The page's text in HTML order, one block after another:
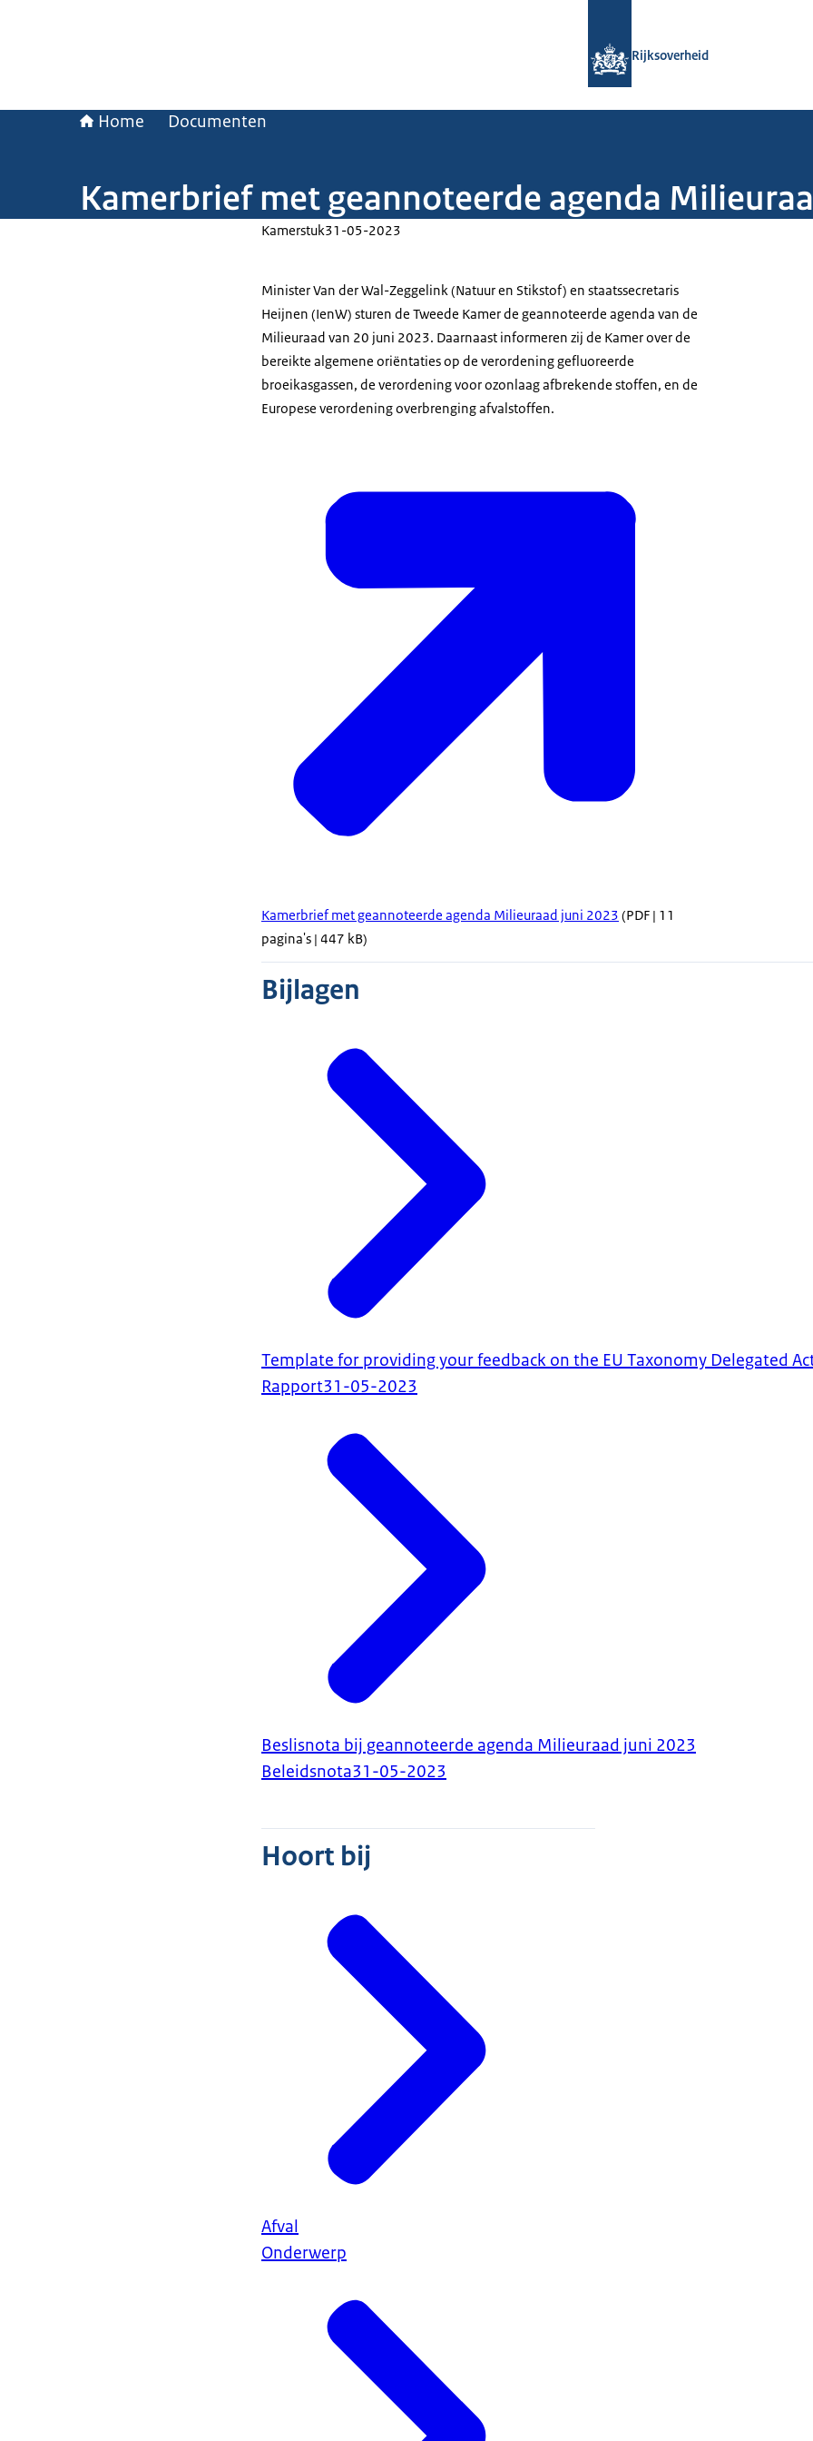
Rijksoverheid
Home Documenten
Kamerbrief met geannoteerde agenda
Kamerstuk31-05-2023
Minister Van der Wal-Zeggelink (Natuur en Stikstof) en staatssecretaris
Heijnen (IenW) sturen de Tweede Kamer de geannoteerde agenda van de
Milieuraad van 20 juni 2023. Daarnaast informeren zij de Kamer over de
bereikte algemene oriëntaties op de verordening gefluoreerde
broeikasgassen, de verordening voor ozonlaag afbrekende stoffen, en de
Europese verordening overbrenging afvalstoffen.
Kamerbrief met geannoteerde agenda Milieuraad juni 2023 (PDF | 11
pagina's | 447 kB)
Bijlagen
Template for providing your feedback on the EU Taxonomy Delegated
Rapport31-05-2023
Beslisnota bij geannoteerde agenda Milieuraad juni 2023
Beleidsnota31-05-2023
Hoort bij
Afval
Onderwerp